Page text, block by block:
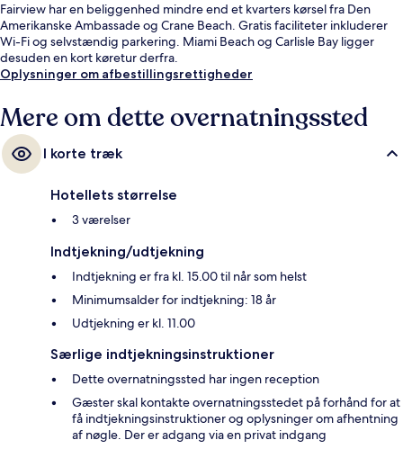
Fairview har en beliggenhed mindre end et kvarters kørsel fra Den
Amerikanske Ambassade og Crane Beach. Gratis faciliteter inkluderer
Wi-Fi og selvstændig parkering. Miami Beach og Carlisle Bay ligger
desuden en kort køretur derfra.
Oplysninger om afbestillingsrettigheder
Mere om dette overnatningssted
I korte træk
Hotellets størrelse
3 værelser
Indtjekning/udtjekning
Indtjekning er fra kl. 15.00 til når som helst
Minimumsalder for indtjekning: 18 år
Udtjekning er kl. 11.00
Særlige indtjekningsinstruktioner
Dette overnatningssted har ingen reception
Gæster skal kontakte overnatningsstedet på forhånd for at
få indtjekningsinstruktioner og oplysninger om afhentning
af nøgle. Der er adgang via en privat indgang